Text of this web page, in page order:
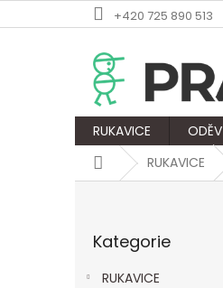
na
+420 725 890 513
RUKAVICE ODĚV
DomůRUKAVICE
kategorie
Kategorie
RUKAVICE